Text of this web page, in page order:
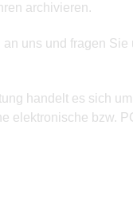
archivieren.
uns und fragen
handelt es sich
elektronische bzw.